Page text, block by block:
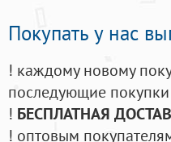
Покупать у нас
! каждому новому
последующие покупки
! БЕСПЛАТНАЯ
! оптовым